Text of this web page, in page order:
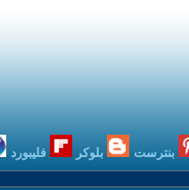
بنترست بلوكر فليبورد